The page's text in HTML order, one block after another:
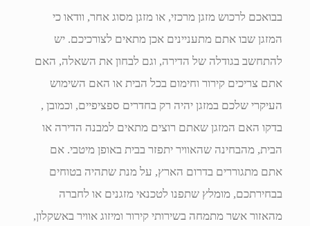
בבואכם לרכוש מזגן מרכזי, או מזגן מסוג אחר, וודאו כי
המזגן שבו אתם מתעניינים אכן מתאים לצורכיכם. יש
להתחשב בגודלה של הדירה, וגם לבחון את השאלה, האם
אתם צריכים קירור וחימום בכל הבית או האם השימוש
העיקרי שלכם במזגן יהיה רק בחדרים ספציפיים, וכמובן ,
בדקו האם המזגן שאתם רוצים מתאים למבנה הדירה או
הבית, מהבחינה שהאוויר יתפזר בבית באופן מיטבי. אם
אתם מתגוררים בדרום הארץ, על מנת שתהיה בטוחים
בבחירתכם, מומלץ שתפנו לטכנאי מזגנים או לחברה
מהאזור אשר מתמחה בשירותי קירור ומיזוג אוויר באשקלון,